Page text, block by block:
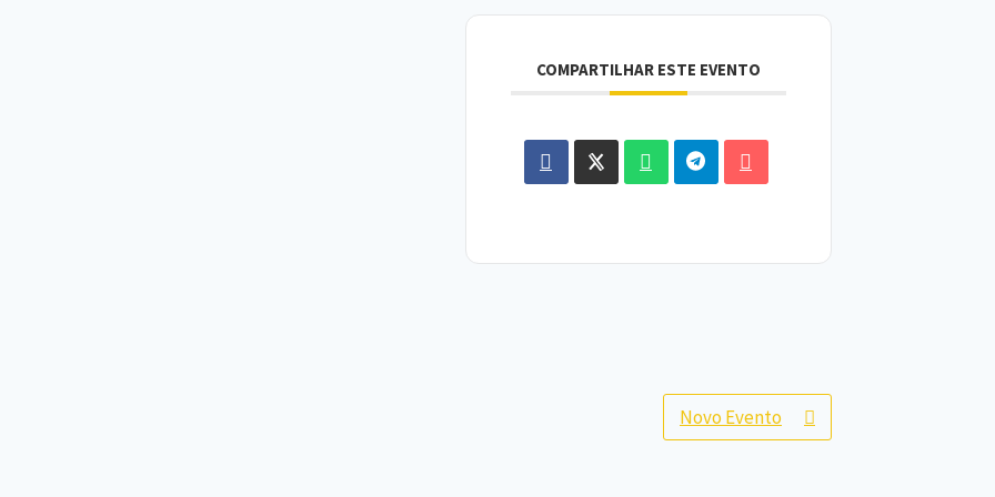
COMPARTILHAR ESTE EVENTO
Novo Evento